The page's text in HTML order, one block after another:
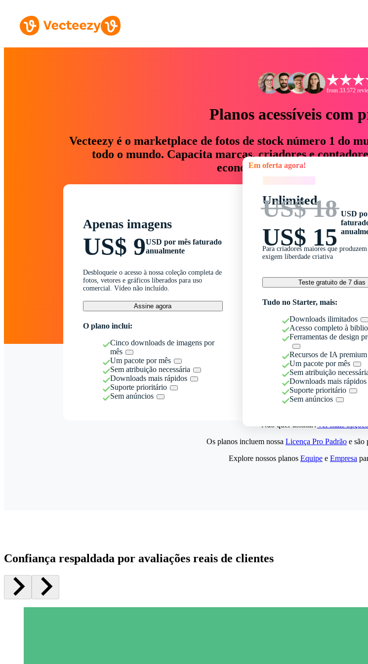
from 33.572
Planos acessíveis com
Vecteezy é o marketplace de fotos de stock número 1 do
todo o mundo. Capacita marcas, criadores e
economizam até 76% em
Apenas imagens
US$ 9USD por mês faturado
anualmente
Desbloqueie o acesso à nossa coleção completa de
fotos, vetores e gráficos liberados para uso
comercial. Vídeo não incluído.
Assine agora
O plano inclui:
Cinco downloads de imagens por
mês
Um pacote por mês
Sem atribuição necessária
Downloads mais rápidos
Suporte prioritário
Sem anúncios
Em oferta agora!
Unlimited
US$ 18
US$ 15
USD
Para criadores maiores que produzem
exigem liberdade criativa
Teste gratuito de 7 dias
Tudo no Starter, mais:
Downloads ilimitados
Acesso completo à
Ferramentas de design
Recursos de IA premium
Um pacote por mês
Sem atribuição
Downloads mais rápidos
Suporte prioritário
Sem anúncios
Não quer assinar?Ver mais
Os planos incluem nossa Licença Pro Padrão e são
Explore nossos planos Equipe e Empresa
Confiança respaldada por avaliações reais de clientes